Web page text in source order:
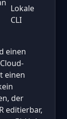
Lokale
CLI
einen
einen
der
editierbar,